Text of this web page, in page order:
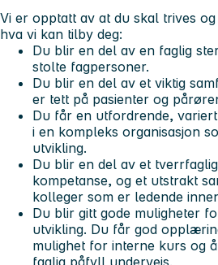
Vi er opptatt av at du skal trives
hva vi kan tilby deg:
Du blir en del av en faglig
stolte fagpersoner.
Du blir en del av et viktig
er tett på pasienter og
Du får en utfordrende,
i en kompleks organisasjon
utvikling.
Du blir en del av et
kompetanse, og et utstrakt
kolleger som er ledende
Du blir gitt gode muligheter
utvikling. Du får god
mulighet for interne kurs og